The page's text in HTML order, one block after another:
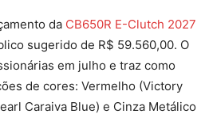
da CB650R E-Clutch 2027
sugerido de R$ 59.560,00. O
em julho e traz como
de cores: Vermelho (Victory
Caraiva Blue) e Cinza Metálico